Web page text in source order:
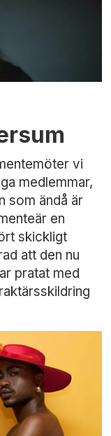
vi
medlemmar,
som ändå är
en
skickligt
att den nu
pratat med